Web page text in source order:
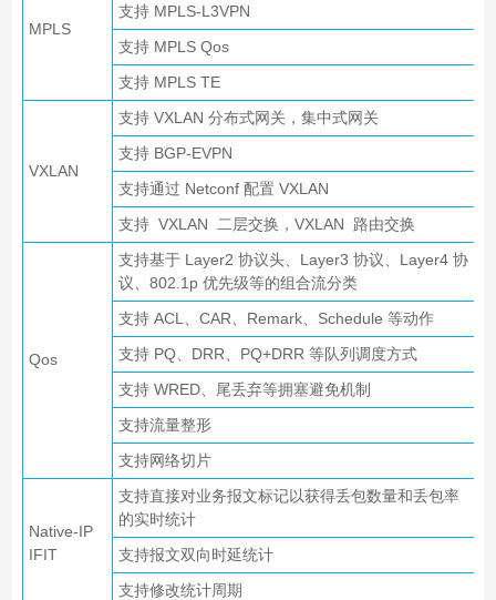
MPLS
支持 MPLS-L3VPN
支持 MPLS Qos
支持 MPLS TE
VXLAN
支持 VXLAN 分布式网关，集中式网关
支持 BGP-EVPN
支持通过 Netconf 配置 VXLAN
支持 VXLAN 二层交换，VXLAN 路由交换
Qos
支持基于 Layer2 协议头、Layer3 协议、Layer4 协
议、802.1p 优先级等的组合流分类
支持 ACL、CAR、Remark、Schedule 等动作
支持 PQ、DRR、PQ+DRR 等队列调度方式
支持 WRED、尾丢弃等拥塞避免机制
支持流量整形
支持网络切片
Native-IP
IFIT
支持直接对业务报文标记以获得丢包数量和丢包率
的实时统计
支持报文双向时延统计
支持修改统计周期